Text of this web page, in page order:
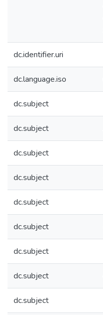
dc.identifier.uri
dc.language.iso
dc.subject
dc.subject
dc.subject
dc.subject
dc.subject
dc.subject
dc.subject
dc.subject
dc.subject